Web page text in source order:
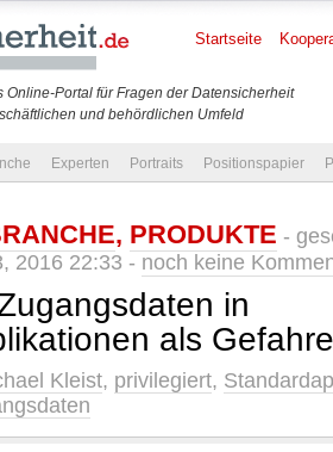
Online-Portal für Fragen der Datensicherheit
und behördlichen Umfeld
Startseite
Experten Portraits Positionspapier
, PRODUKTE -
2016 22:33 - noch keine
in
als
Kleist, privilegiert,